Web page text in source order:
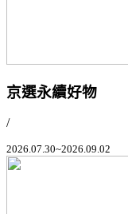
京選永續好物
/
2026.07.30~2026.09.02